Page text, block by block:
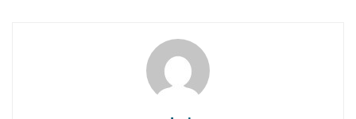
NASA
accidente, pues quédense más tranquilos,
según especialistas existe una posibilidad sobre